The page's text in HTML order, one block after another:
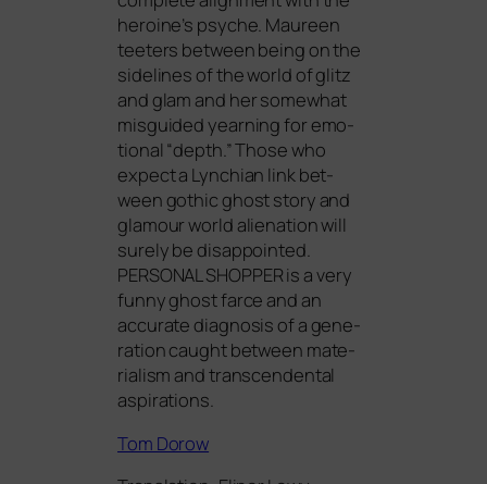
heroine’s psy­che. Maureen
tee­ters bet­ween being on the
side­lines of the world of glitz
and glam and her some­what
mis­gui­ded year­ning for emo­
tio­nal “depth.” Those who
expect a Lynchian link bet­
ween gothic ghost sto­ry and
gla­mour world ali­en­ati­on will
sure­ly be dis­ap­poin­ted.
PERSONALSHOPPERis a very
fun­ny ghost far­ce and an
accu­ra­te dia­gno­sis of a gene­
ra­ti­on caught bet­ween mate­
ria­lism and tran­s­cen­den­tal
aspi­ra­ti­ons.
Tom Dorow